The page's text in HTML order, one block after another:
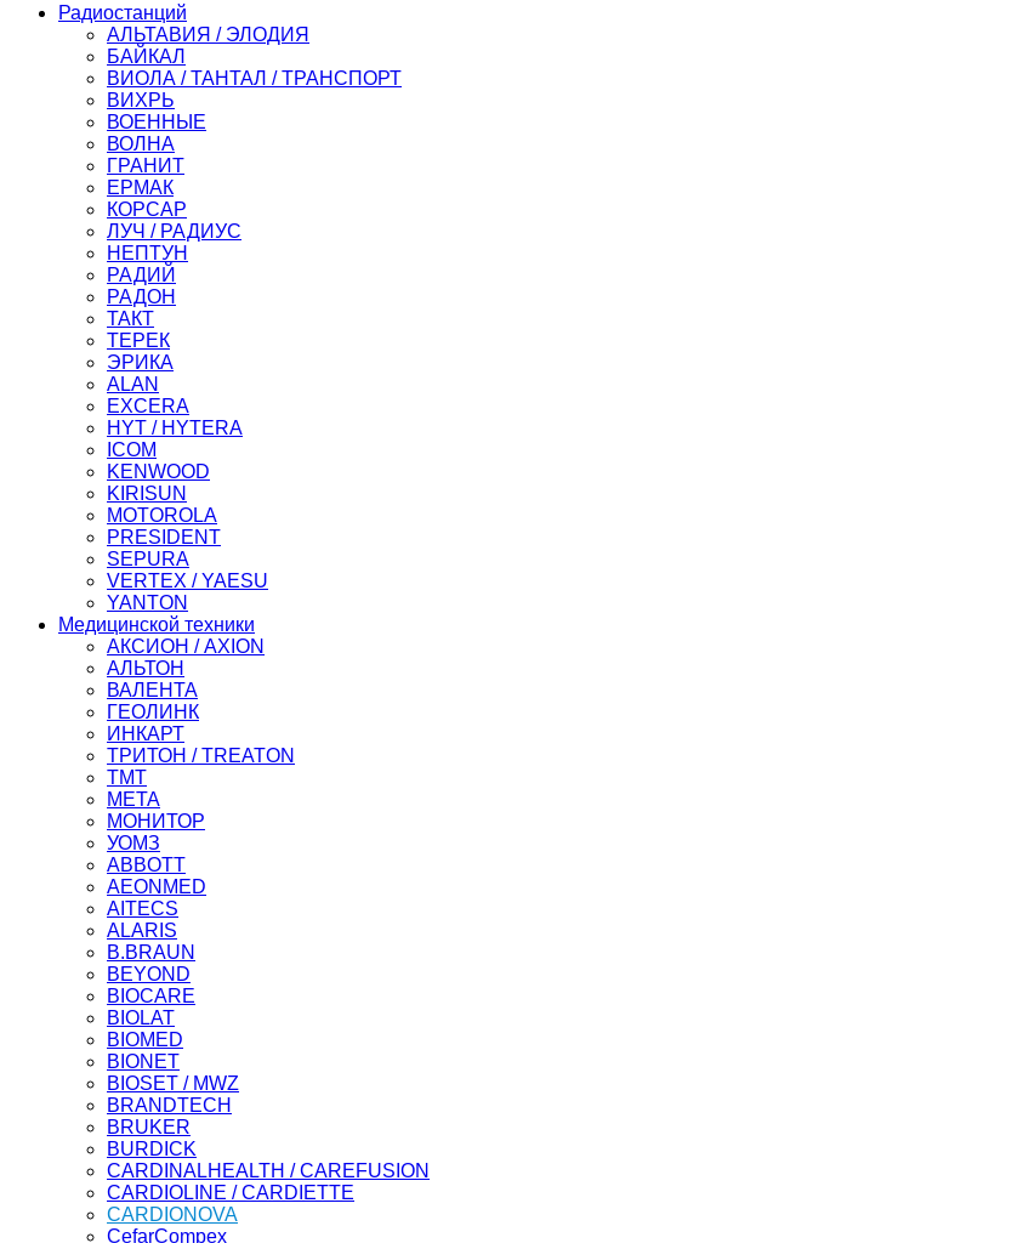
Радиостанций
АЛЬТАВИЯ / ЭЛОДИЯ
БАЙКАЛ
ВИОЛА / ТАНТАЛ / ТРАНСПОРТ
ВИХРЬ
ВОЕННЫЕ
ВОЛНА
ГРАНИТ
ЕРМАК
КОРСАР
ЛУЧ / РАДИУС
НЕПТУН
РАДИЙ
РАДОН
ТАКТ
ТЕРЕК
ЭРИКА
ALAN
EXCERA
HYT / HYTERA
ICOM
KENWOOD
KIRISUN
MOTOROLA
PRESIDENT
SEPURA
VERTEX / YAESU
YANTON
Медицинской техники
АКСИОН / AXION
АЛЬТОН
ВАЛЕНТА
ГЕОЛИНК
ИНКАРТ
ТРИТОН / TREATON
ТМТ
МЕТА
МОНИТОР
УОМЗ
ABBOTT
AEONMED
AITECS
ALARIS
B.BRAUN
BEYOND
BIOCARE
BIOLAT
BIOMED
BIONET
BIOSET / MWZ
BRANDTECH
BRUKER
BURDICK
CARDINALHEALTH / CAREFUSION
CARDIOLINE / CARDIETTE
CARDIONOVA
CefarCompex